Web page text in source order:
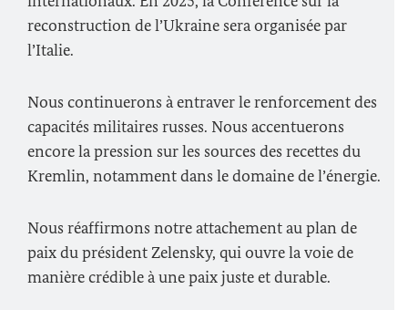
reconstruction de l’Ukraine sera organisée par
l’Italie.
Nous continuerons à entraver le renforcement des
capacités militaires russes. Nous accentuerons
encore la pression sur les sources des recettes du
Kremlin, notamment dans le domaine de l’énergie.
Nous réaffirmons notre attachement au plan de
paix du président Zelensky, qui ouvre la voie de
manière crédible à une paix juste et durable.